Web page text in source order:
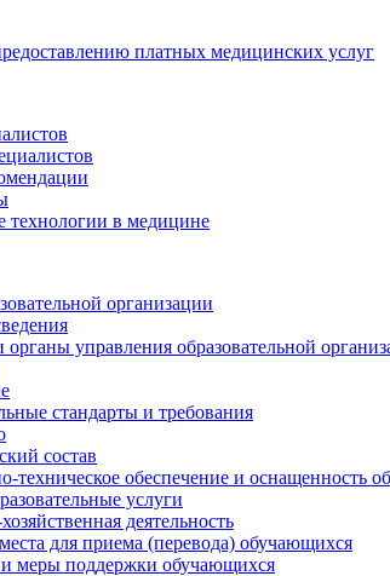
платных медицинских услуг
в медицине
организации
органы управления образовательной
стандарты и требования
состав
техническое обеспечение и оснащенность
услуги
деятельность
для приема (перевода) обучающихся
меры поддержки обучающихся